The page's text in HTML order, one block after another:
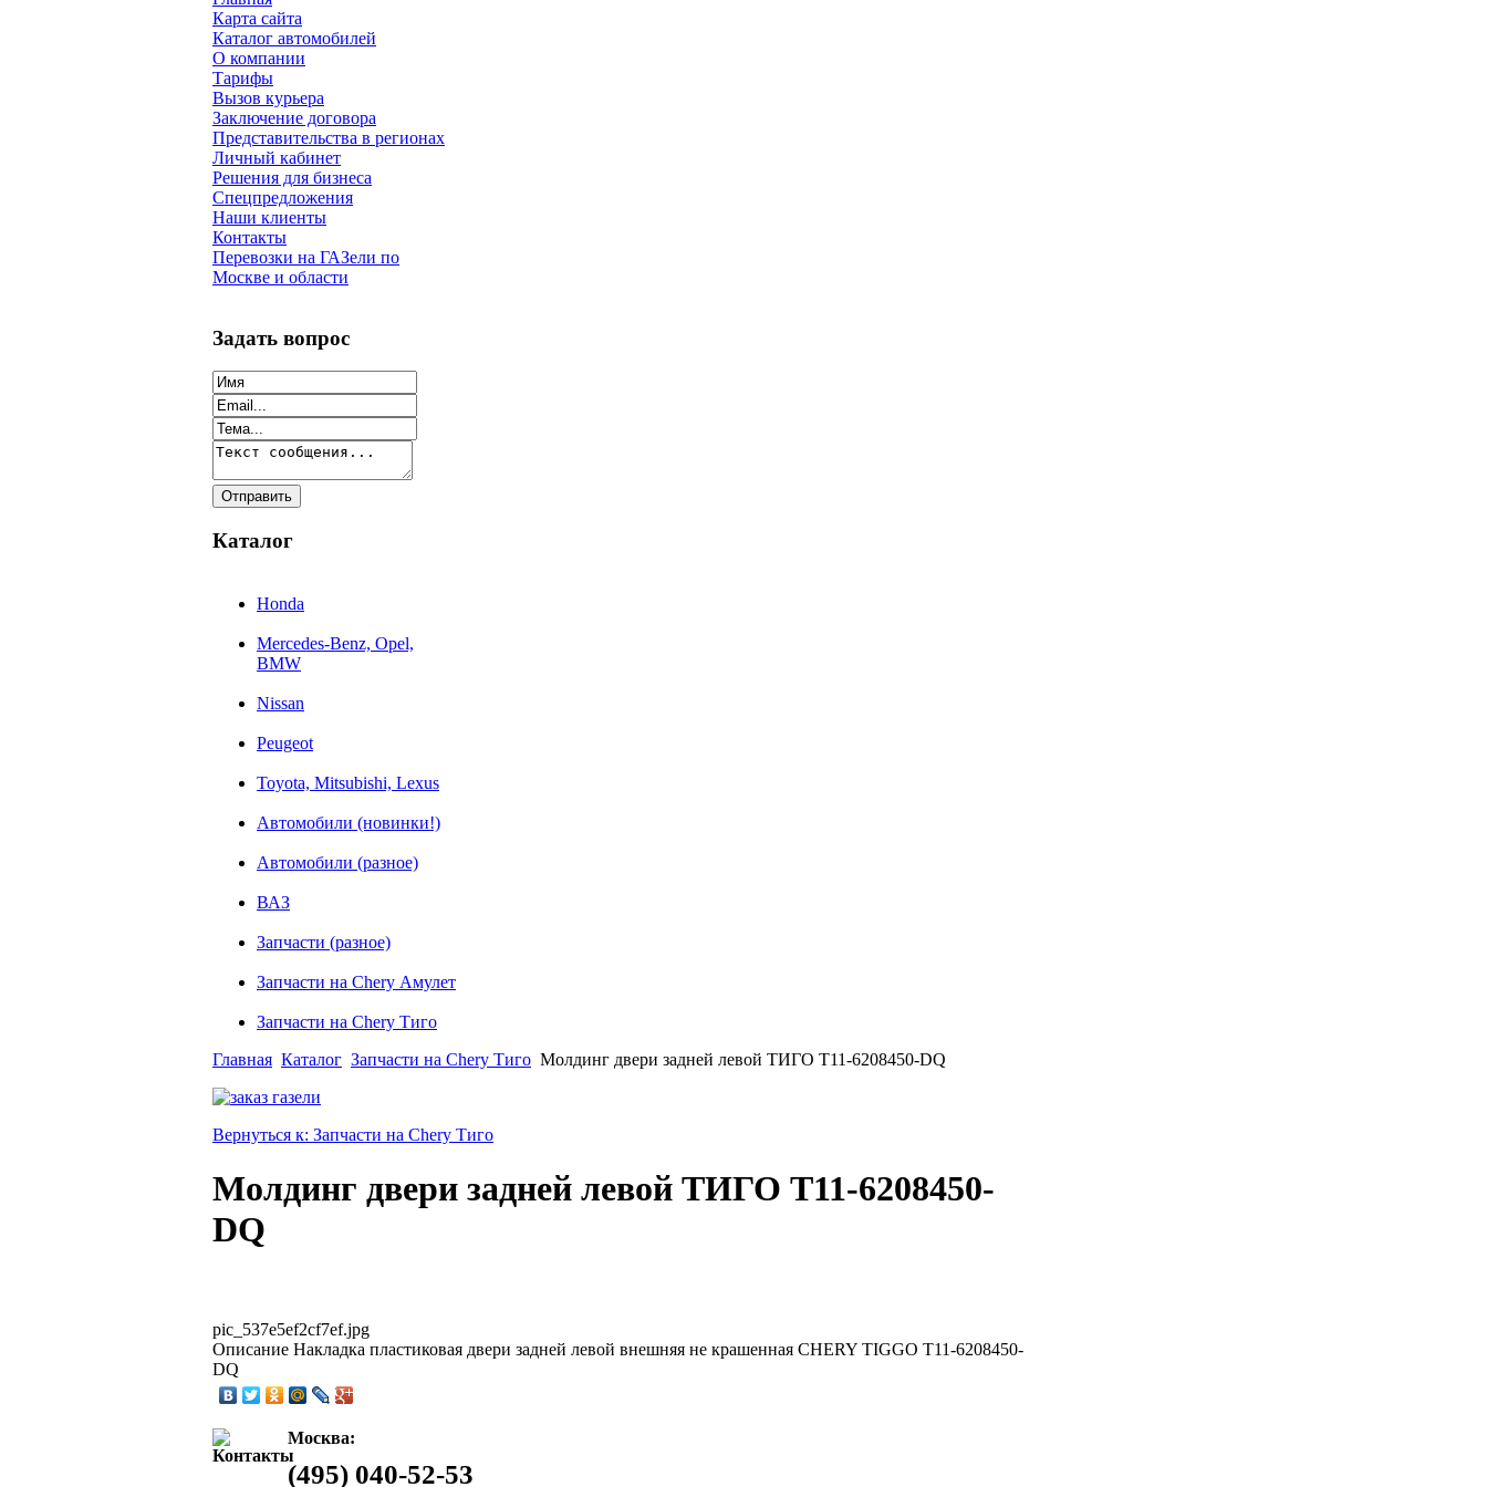
Карта сайта
Каталог автомобилей
О компании
Тарифы
Вызов курьера
Заключение договора
Представительства в регионах
Личный кабинет
Решения для бизнеса
Спецпредложения
Наши клиенты
Контакты
Перевозки на ГАЗели по
Москве и области
Задать вопрос
Каталог
Honda
Mercedes-Benz, Opel,
BMW
Nissan
Peugeot
Toyota, Mitsubishi, Lexus
Автомобили (новинки!)
Автомобили (разное)
ВАЗ
Запчасти (разное)
Запчасти на Chery Амулет
Запчасти на Chery Тиго
Главная Каталог Запчасти на Chery Тиго Молдинг двери задней левой ТИГО T11-6208450-DQ
Вернуться к: Запчасти на Chery Тиго
Молдинг двери задней левой ТИГО T11-6208450-
DQ
pic_537e5ef2cf7ef.jpg
Описание Накладка пластиковая двери задней левой внешняя не крашенная CHERY TIGGO T11-6208450-
DQ
Москва:
(495) 040-52-53